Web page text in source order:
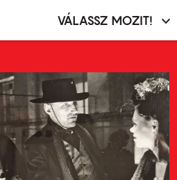
Moziválasztó
VÁLASSZ MOZIT!